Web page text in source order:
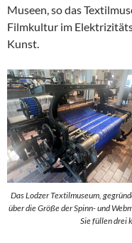
Museen, so das
Filmkultur im
Kunst.
Das Lodzer Textilmuseum,
über die Größe der Spinn- und
Sie füllen drei